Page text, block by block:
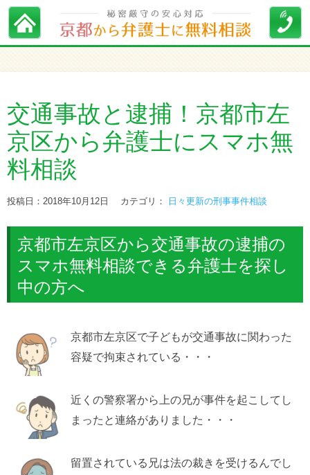
交通事故と逮捕！京都市左
京区から弁護士にスマホ無
料相談
投稿日：2018年10月12日 カテゴリ： 日々更新の刑事事件相談
京都市左京区から交通事故の逮捕の
スマホ無料相談できる弁護士を探し
中の方へ
京都市左京区で子どもが交通事故に関わった
容疑で拘束されている・・・
近くの警察署から上の兄が事件を起こしてし
まったと連絡がありました・・・
留置されている兄は法の裁きを受けるんでし